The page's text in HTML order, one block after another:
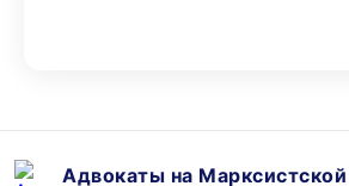
Адвокаты на Марксистской